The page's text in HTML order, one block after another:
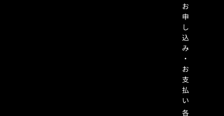
お
申
し
込
み
・
お
支
払
い
各